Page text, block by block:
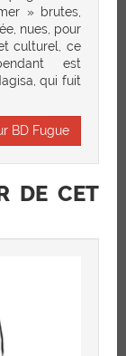
» brutes,
nues, pour
culturel, ce
est
qui fuit
BD Fugue
DE CET